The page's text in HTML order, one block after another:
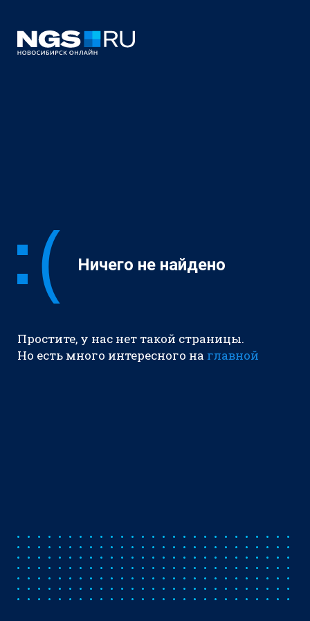
Ничего не найдено
Простите, у нас нет такой страницы.
Но есть много интересного на главной